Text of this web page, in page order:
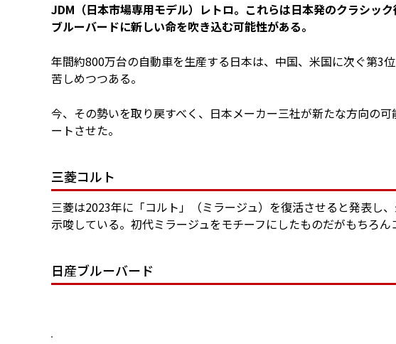
JDM（日本市場専用モデル）レトロ。これらは日本発のクラシッ
ブルーバードに新しい命を吹き込む可能性がある。
年間約800万台の自動車を生産する日本は、中国、米国に次ぐ第3
苦しめつつある。
今、その勢いを取り戻すべく、日本メーカー三社が新たな方向の
ートさせた。
三菱コルト
三菱は2023年に「コルト」（ミラージュ）を復活させると発表し
示唆している。初代ミラージュをモチーフにしたものだがもちろん
日産ブルーバード